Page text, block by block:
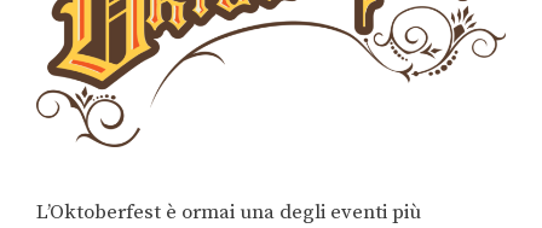
L’Oktoberfest è ormai una degli eventi più